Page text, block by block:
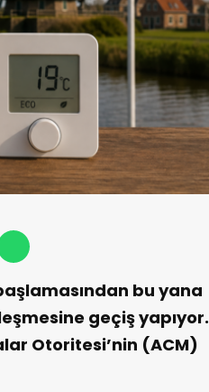
bu yana
geçiş yapıyor.
Otoritesi’nin (ACM)